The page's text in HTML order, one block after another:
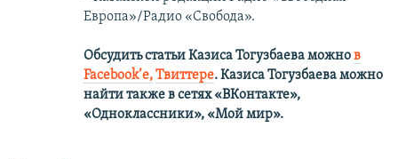
Европа»/Радио «Свобода».
Обсудить статьи Казиса Тогузбаева можнов
Facebook’е,Твиттере.Казиса Тогузбаева можно
найти также в сетях«ВКонтакте»,
«Одноклассники», «Мой мир».